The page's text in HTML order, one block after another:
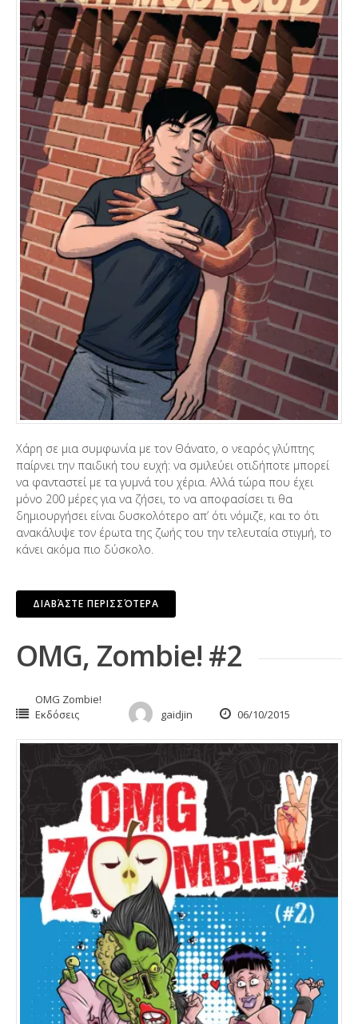
Χάρη σε μια συμφωνία με τον Θάνατο, ο νεαρός γλύπτης
παίρνει την παιδική του ευχή: να σμιλεύει οτιδήποτε μπορεί
να φανταστεί με τα γυμνά του χέρια. Αλλά τώρα που έχει
μόνο 200 μέρες για να ζήσει, το να αποφασίσει τι θα
δημιουργήσει είναι δυσκολότερο απ’ ότι νόμιζε, και το ότι
ανακάλυψε τον έρωτα της ζωής του την τελευταία στιγμή, το
κάνει ακόμα πιο δύσκολο.
ΔΙΑΒΆΣΤΕ ΠΕΡΙΣΣΌΤΕΡΑ
OMG, Zombie! #2
OMG Zombie!
Εκδόσεις
gaidjin 06/10/2015